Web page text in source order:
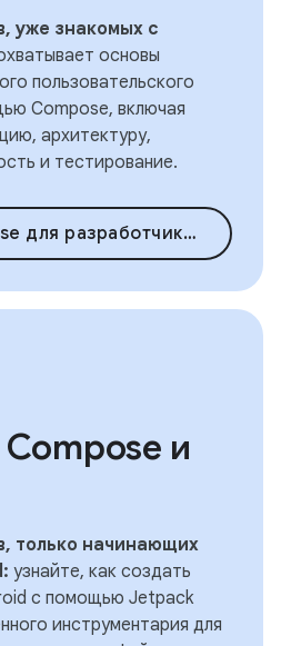
уже знакомых с
основы
пользовательского
Compose, включая
архитектуру,
и тестирование.
разработчиков Android
и
только начинающих
узнайте, как создать
с помощью Jetpack
инструментария для